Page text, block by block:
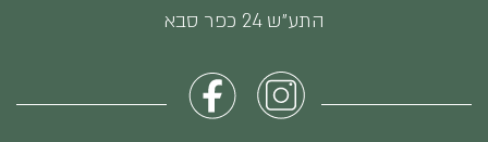
התע״ש 24 כפר סבא